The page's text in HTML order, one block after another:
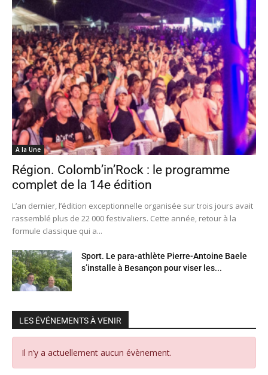
A la Une
Région. Colomb’in’Rock : le programme
complet de la 14e édition
L’an dernier, l’édition exceptionnelle organisée sur trois jours avait
rassemblé plus de 22 000 festivaliers. Cette année, retour à la
formule classique qui a...
Sport. Le para-athlète Pierre-Antoine Baele
s’installe à Besançon pour viser les...
LES ÉVÉNEMENTS À VENIR
Il n’y a actuellement aucun évènement.